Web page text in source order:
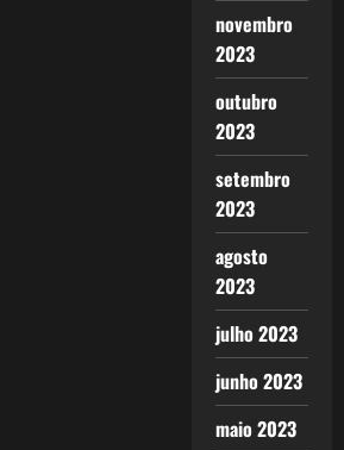
novembro
2023
outubro
2023
setembro
2023
agosto
2023
julho 2023
junho 2023
maio 2023